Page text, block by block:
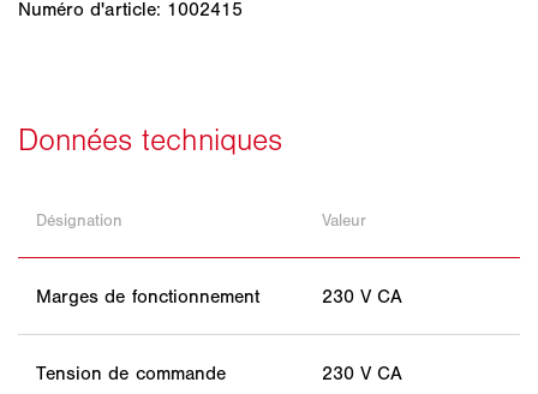
Numéro d'article: 1002415
Désignation Valeur
Marges de fonctionnement 230 V CA
Tension de commande 230 V CA